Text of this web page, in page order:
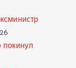
покинул